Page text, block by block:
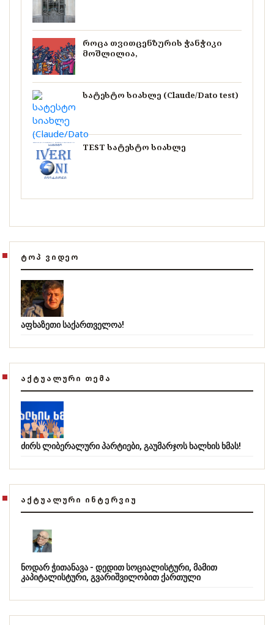
როცა თვითცენზურის ჭანჭიკი
მოშლილია,
სატესტო სიახლე (Claude/Dato test)
TEST სატესტო სიახლე
ᲢᲝᲞ ᲕᲘᲓᲔᲝ
აფხაზეთი საქართველოა!
ᲐᲥᲢᲣᲐᲚᲣᲠᲘ ᲗᲔᲛᲐ
ძირს ლიბერალური პარტიები, გაუმარჯოს ხალხის ხმას!
ᲐᲥᲢᲣᲐᲚᲣᲠᲘ ᲘᲜᲢᲔᲠᲕᲘᲣ
ნოდარ ჭითანავა - დედით სოციალისტური, მამით
კაპიტალისტური, გვარიშვილობით ქართული